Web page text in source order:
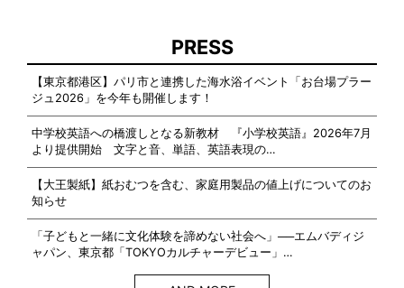
PRESS
【東京都港区】パリ市と連携した海水浴イベント「お台場プラー
ジュ2026」を今年も開催します！
中学校英語への橋渡しとなる新教材 『小学校英語』2026年7月
より提供開始 文字と音、単語、英語表現の…
【大王製紙】紙おむつを含む、家庭用製品の値上げについてのお
知らせ
「子どもと一緒に文化体験を諦めない社会へ」──エムバディジ
ャパン、東京都「TOKYOカルチャーデビュー」…